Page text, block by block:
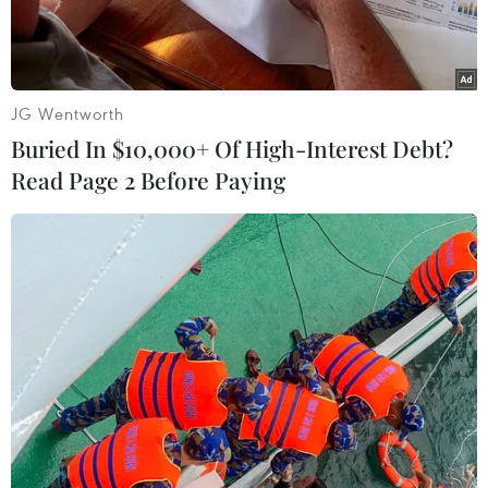
Con cá voi bị trôi dạt vào bờ. (Ảnh: Nguyễn Đức
Thọ/Vietnam+)
Chiều 8/5, tại cửa biển sông Ròon, Trạm biên
JG Wentworth
Buried In $10,000+ Of High-Interest Debt?
Read Page 2 Before Paying